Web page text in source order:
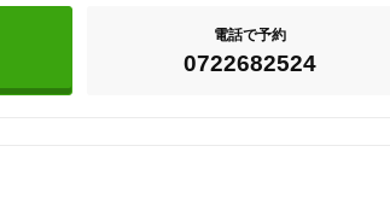
「鍼灸施術」はもちろん、お顔のリフトアップや肌
通常メニューにプラスできる「延長施術（＋30分〜
電話で予約
0722682524